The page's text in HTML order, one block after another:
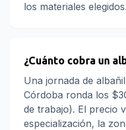
los materiales elegidos.
¿Cuánto cobra un
Una jornada de
Córdoba ronda los
de trabajo). El precio
especialización, la